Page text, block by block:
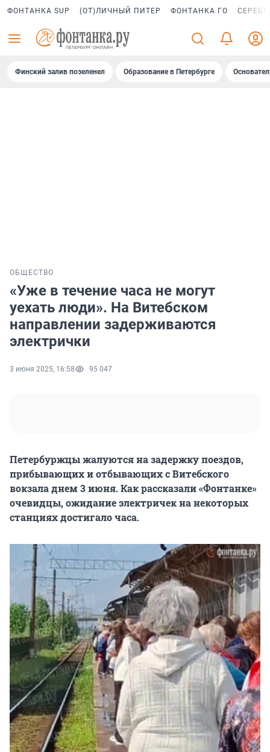
ФОНТАНКА SUP (ОТ)ЛИЧНЫЙ ПИТЕР ФОНТАНКА ГО
Финский залив позеленел Образование в Петербурге
ОБЩЕСТВО
«Уже в течение часа не могут
уехать люди». На Витебском
направлении задерживаются
электрички
3 июня 2025, 16:58 95 047
Петербуржцы жалуются на задержку поездов,
прибывающих и отбывающих с Витебского
вокзала днем 3 июня. Как рассказали «Фонтанке»
очевидцы, ожидание электричек на некоторых
станциях достигало часа.